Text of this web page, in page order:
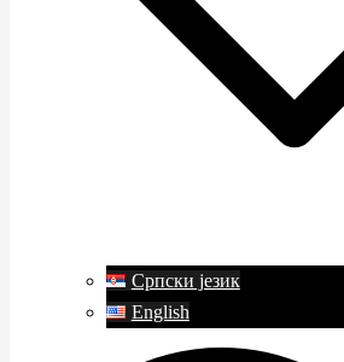
Српски језик
English